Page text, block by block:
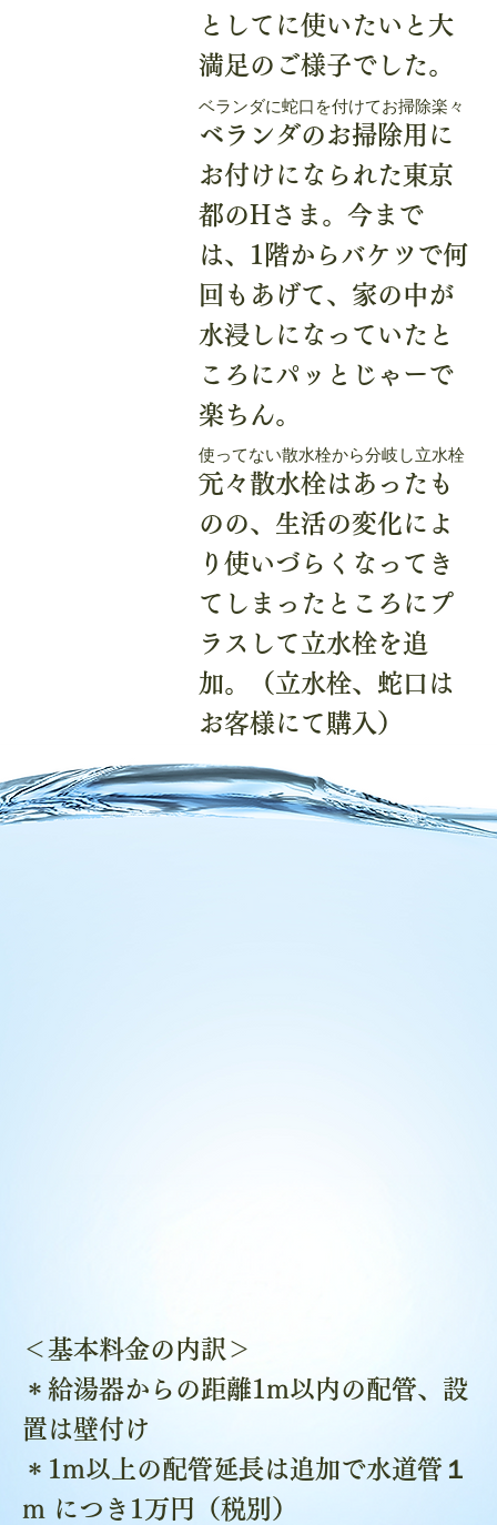
ベランダに蛇口を付けてお掃除楽々
ベランダのお掃除用に
お付けになられた東京
都のHさま。今まで
は、1階からバケツで何
回もあげて、家の中が
水浸しになっていたと
ころにパッとじゃーで
楽ちん。
使ってない散水栓から分岐し立水栓
へ
元々散水栓はあったも
のの、生活の変化によ
り使いづらくなってき
てしまったところにプ
ラスして立水栓を追
加。（立水栓、蛇口は
お客様にて購入）
としてに使いたいと大
満足のご様子でした。
＜基本料金の内訳＞
＊給湯器からの距離1m以内の配管、設
置は壁付け
＊1m以上の配管延長は追加で水道管１
m につき1万円（税別）